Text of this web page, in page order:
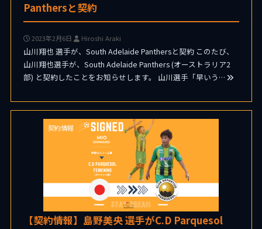
Panthersと契約
2023年2月6日 Hiroshi Araki
山川翔也 選手が、South Adelaide Panthersと契約 このたび、
山川翔也選手が、South Adelaide Panthers (オーストラリア2
部) と契約したことをお知らせします。 山川選手「早いう…
契約情報
【契約情報】島野美央 選手がC.D Parquesol